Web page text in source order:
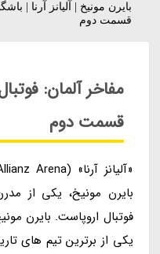
بایرن مونیخ | آلیانز آرنا |
قسمت دوم
مفاخر آلمان:
قسمت دوم
بایرن مونیخ، یکی از
فوتبال اروپاست. بایرن
یکی از برترین تیم های